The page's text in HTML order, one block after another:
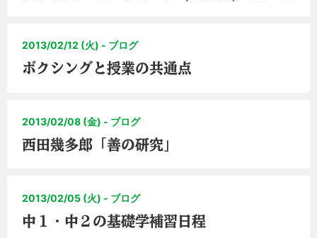
2013/02/12 (火) - ブログ
ボクシングと授業の共通点
2013/02/08 (金) - ブログ
西田幾多郎「善の研究」
2013/02/05 (火) - ブログ
中１・中２の基礎学補習日程